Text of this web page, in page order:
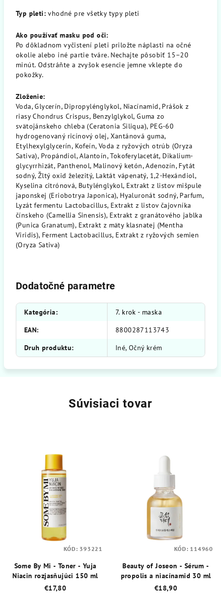
Typ pleti: vhodné pre všetky typy pleti
Ako používať masku pod oči:
Po dôkladnom vyčistení pleti priložte náplasti na očné
okolie alebo iné partie tváre. Nechajte pôsobiť 15–20
minút. Odstráňte a zvyšok esencie jemne vklepte do
pokožky.
Zloženie:
Voda, Glycerín, Dipropylénglykol, Niacínamid, Prášok z
riasy Chondrus Crispus, Benzylglykol, Guma zo
svätojánskeho chleba (Ceratonia Siliqua), PEG-60
hydrogenovaný ricínový olej, Xantánová guma,
Etylhexylglycerín, Kofeín, Voda z ryžových otrúb (Oryza
Sativa), Propándiol, Alantoín, Tokoferylacetát, Dikalium-
glycyrrhizát, Panthenol, Malinový ketón, Adenozín, Fytát
sodný, Žltý oxid železitý, Laktát vápenatý, 1,2-Hexándiol,
Kyselina citrónová, Butylénglykol, Extrakt z listov mišpule
japonskej (Eriobotrya Japonica), Hyaluronát sodný, Parfum,
Lyzát fermentu Lactobacillus, Extrakt z listov čajovníka
čínskeho (Camellia Sinensis), Extrakt z granátového jablka
(Punica Granatum), Extrakt z mäty klasnatej (Mentha
Viridis), Ferment Lactobacillus, Extrakt z ryžových semien
(Oryza Sativa)
Dodatočné parametre
Kategória:
7. krok - maska
EAN:
8800287113743
Druh produktu: Iné, Očný krém
Súvisiaci tovar
Some By Mi - Toner - Yuja
Niacin rozjasňujúci 150 ml
€17,80
KÓD: 393221
Beauty of Joseon - Sérum -
propolis a niacínamid 30 ml
€18,90
KÓD: 114960